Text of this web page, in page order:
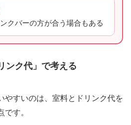
クバーの方が合う場合もある
ンク代」で考える
やすいのは、室料とドリンク代を
です。